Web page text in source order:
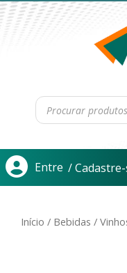
Entre /
Início / Bebidas /